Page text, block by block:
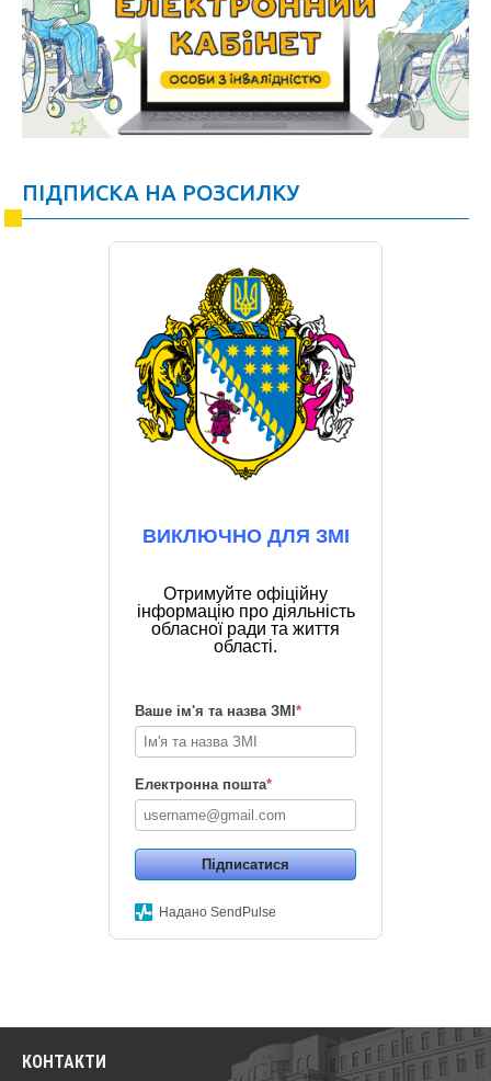
ПІДПИСКА НА РОЗСИЛКУ
ВИКЛЮЧНО ДЛЯ ЗМІ
Отримуйте офіційну
інформацію про діяльність
обласної ради та життя
області.
Ваше ім'я та назва ЗМІ *
Електронна пошта*
Підписатися
Надано SendPulse
КОНТАКТИ